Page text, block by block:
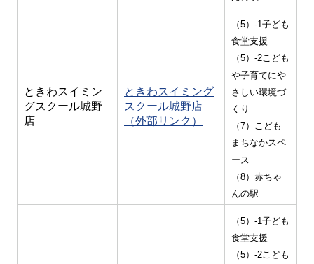
ときわスイミン
グスクール城野
店
ときわスイミング
スクール城野店
（外部リンク）
（5）-1子ども
食堂支援
（5）-2こども
や子育てにや
さしい環境づ
くり
（7）こども
まちなかスペ
ース
（8）赤ちゃ
んの駅
（5）-1子ども
食堂支援
（5）-2こども